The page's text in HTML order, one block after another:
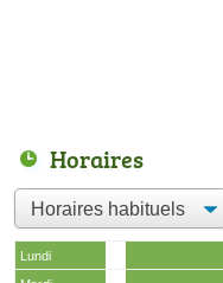
Horaires
Lundi